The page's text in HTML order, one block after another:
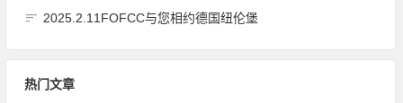
2025.2.11FOFCC与您相约德国纽伦堡
热门文章